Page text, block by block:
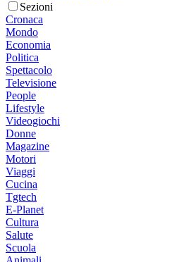
Sezioni
Cronaca
Mondo
Economia
Politica
Spettacolo
Televisione
People
Lifestyle
Videogiochi
Donne
Magazine
Motori
Viaggi
Cucina
Tgtech
E-Planet
Cultura
Salute
Scuola